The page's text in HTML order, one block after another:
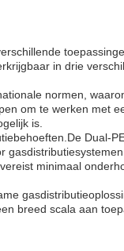
in drie
normen,
om te werken met
is.
Dual-
minimaal
breed scala aan